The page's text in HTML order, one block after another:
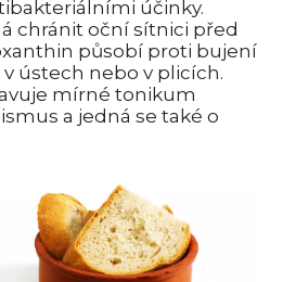
účinky.
chránit oční sítnici před
působí proti bujení
ústech nebo v plicích.
mírné tonikum
a jedná se také o